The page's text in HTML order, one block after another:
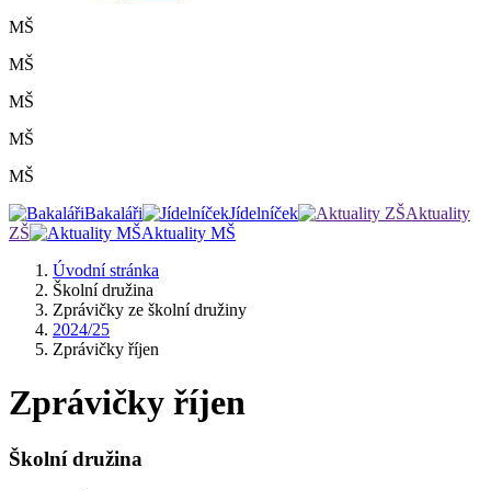
MŠ
MŠ
MŠ
MŠ
MŠ
Bakaláři
Jídelníček
Aktuality
ZŠ
Aktuality MŠ
Úvodní stránka
Školní družina
Zprávičky ze školní družiny
2024/25
Zprávičky říjen
Zprávičky říjen
Školní družina